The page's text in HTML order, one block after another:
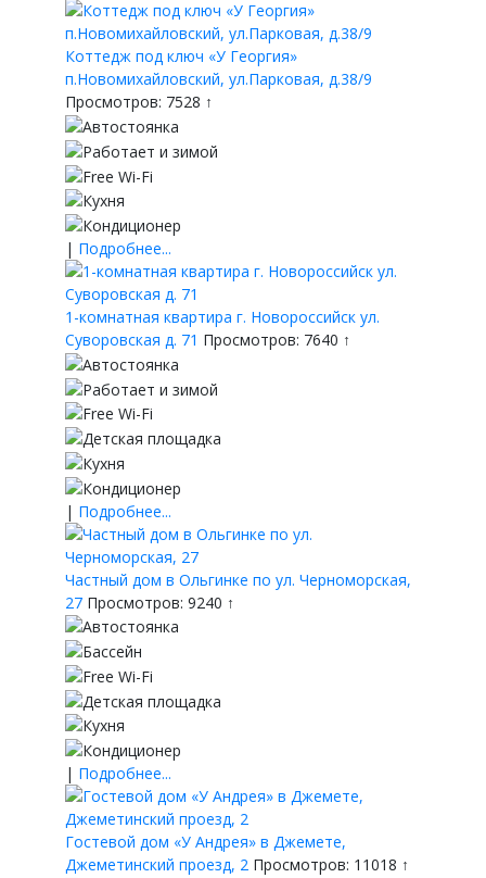
Коттедж под ключ «У Георгия»
п.Новомихайловский, ул.Парковая, д.38/9
Просмотров: 7528 ↑
| Подробнее...
1-комнатная квартира г. Новороссийск ул.
Суворовская д. 71 Просмотров: 7640 ↑
| Подробнее...
Частный дом в Ольгинке по ул. Черноморская,
27 Просмотров: 9240 ↑
| Подробнее...
Гостевой дом «У Андрея» в Джемете,
Джеметинский проезд, 2 Просмотров: 11018 ↑